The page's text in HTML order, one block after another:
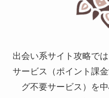
出会い系サイト攻略で
サービス（ポイント課
グ不要サービス）を